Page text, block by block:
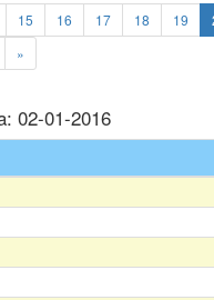
15 16 17 18 19
»
02-01-2016